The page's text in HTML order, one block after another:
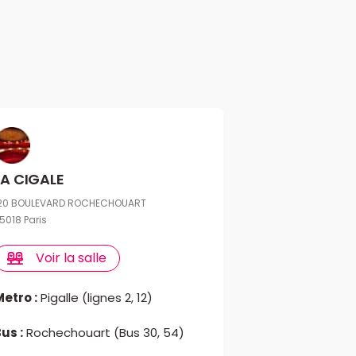
CIGALE
BOULEVARD ROCHECHOUART
Paris
Voir la salle
:Pigalle (lignes 2, 12)
:Rochechouart (Bus 30, 54)